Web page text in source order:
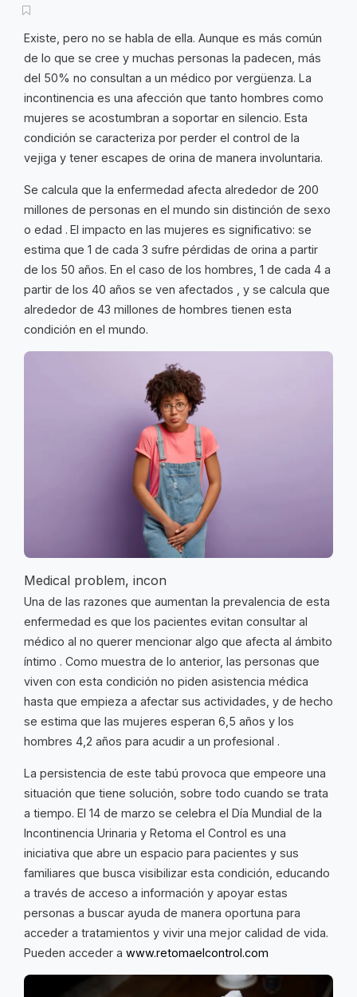
Existe, pero no se habla de ella. Aunque es más común
de lo que se cree y muchas personas la padecen, más
del 50% no consultan a un médico por vergüenza. La
incontinencia es una afección que tanto hombres como
mujeres se acostumbran a soportar en silencio. Esta
condición se caracteriza por perder el control de la
vejiga y tener escapes de orina de manera involuntaria.
Se calcula que la enfermedad afecta alrededor de 200
millones de personas en el mundo sin distinción de sexo
o edad . El impacto en las mujeres es significativo: se
estima que 1 de cada 3 sufre pérdidas de orina a partir
de los 50 años. En el caso de los hombres, 1 de cada 4 a
partir de los 40 años se ven afectados , y se calcula que
alrededor de 43 millones de hombres tienen esta
condición en el mundo.
Medical problem, incon
Una de las razones que aumentan la prevalencia de esta
enfermedad es que los pacientes evitan consultar al
médico al no querer mencionar algo que afecta al ámbito
íntimo . Como muestra de lo anterior, las personas que
viven con esta condición no piden asistencia médica
hasta que empieza a afectar sus actividades, y de hecho
se estima que las mujeres esperan 6,5 años y los
hombres 4,2 años para acudir a un profesional .
La persistencia de este tabú provoca que empeore una
situación que tiene solución, sobre todo cuando se trata
a tiempo. El 14 de marzo se celebra el Día Mundial de la
Incontinencia Urinaria y Retoma el Control es una
iniciativa que abre un espacio para pacientes y sus
familiares que busca visibilizar esta condición, educando
a través de acceso a información y apoyar estas
personas a buscar ayuda de manera oportuna para
acceder a tratamientos y vivir una mejor calidad de vida.
Pueden acceder a www.retomaelcontrol.com